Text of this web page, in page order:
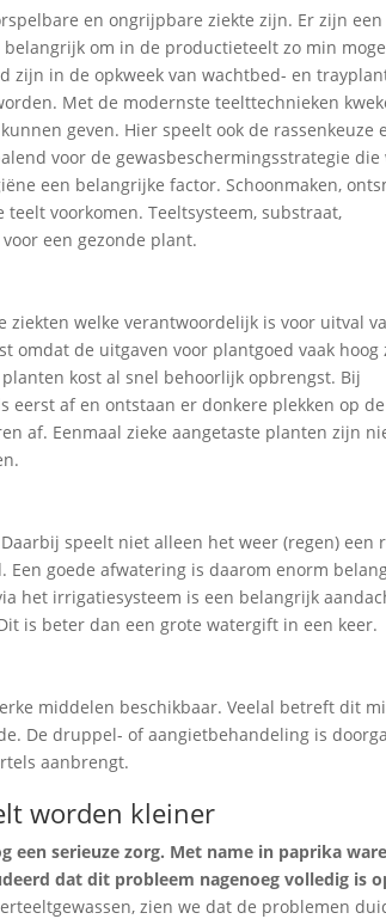
en ongrijpbare ziekte zijn. Er zijn
om in de productieteelt zo min
zijn in de opkweek van wachtbed- en
Met de modernste teelttechnieken
geven. Hier speelt ook de rassenkeuze
voor de gewasbeschermingsstrategie
een belangrijke factor. Schoonmaken,
voorkomen. Teeltsysteem, substraat,
een gezonde plant.
welke verantwoordelijk is voor uitval
omdat de uitgaven voor plantgoed vaak hoog
kost al snel behoorlijk opbrengst. Bij
af en ontstaan er donkere plekken op
af. Eenmaal zieke aangetaste planten zijn
speelt niet alleen het weer (regen) een
goede afwatering is daarom enorm
het irrigatiesysteem is een belangrijk
is beter dan een grote watergift in een keer.
middelen beschikbaar. Veelal betreft dit
De druppel- of aangietbehandeling is
aanbrengt.
worden kleiner
een serieuze zorg. Met name in paprika
dat dit probleem nagenoeg volledig is
zien we dat de problemen